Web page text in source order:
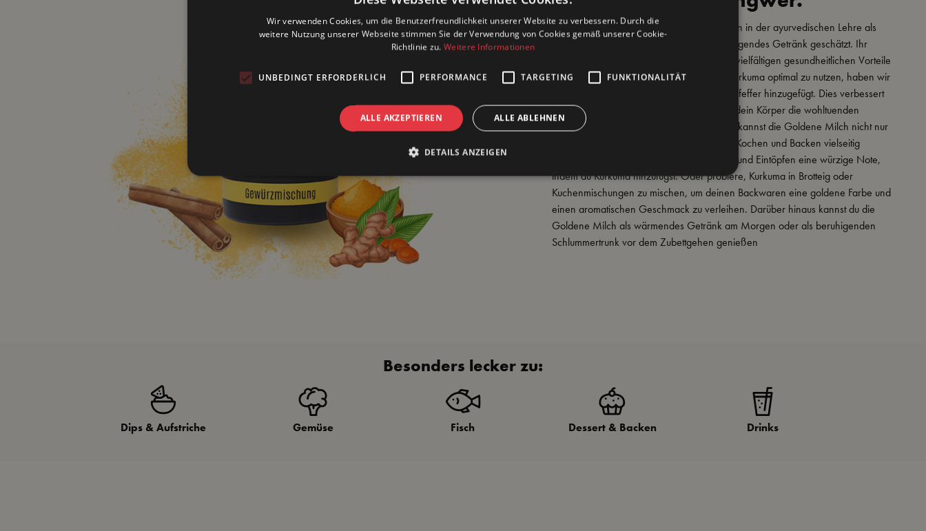
Die "Goldene Milch" wird seit Jahrhunderten in der ayurvedischen Lehre als
besonders heilendes, anregendes und reinigendes Getränk geschätzt. Ihr
Hauptbestandteil ist Kurkuma, das für seine vielfältigen gesundheitlichen Vorteile
bekannt ist. Um die positive Wirkung von Kurkuma optimal zu nutzen, haben wir
unserem Rezept hochwertigen schwarzen Pfeffer hinzugefügt. Dies verbessert
die Bioverfügbarkeit des Kurkumas, sodass dein Körper die wohltuenden
Eigenschaften besser aufnehmen kann. Du kannst die Goldene Milch nicht nur
als Getränk genießen, sondern auch beim Kochen und Backen vielseitig
einsetzen. Verleihe deinen Currys, Suppen und Eintöpfen eine würzige Note,
indem du Kurkuma hinzufügst. Oder probiere, Kurkuma in Brotteig oder
Kuchenmischungen zu mischen, um deinen Backwaren eine goldene Farbe und
einen aromatischen Geschmack zu verleihen. Darüber hinaus kannst du die
Goldene Milch als wärmendes Getränk am Morgen oder als beruhigenden
Schlummertrunk vor dem Zubettgehen genießen
Besonders lecker zu:
Dips & Aufstriche Gemüse Fisch Dessert & Backen Drinks
Wir verwenden Cookies, um die Benutzerfreundlichkeit unserer Website zu verbessern. Durch die
weitere Nutzung unserer Webseite stimmen Sie der Verwendung von Cookies gemäß unserer Cookie-
Richtlinie zu.Weitere Informationen
UNBEDINGT ERFORDERLICH PERFORMANCE TARGETING FUNKTIONALITÄT
ALLE AKZEPTIEREN ALLE ABLEHNEN
DETAILS ANZEIGEN